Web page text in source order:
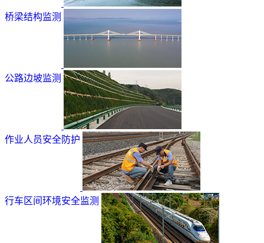
桥梁结构监测
公路边坡监测
作业人员安全防护
行车区间环境安全监测